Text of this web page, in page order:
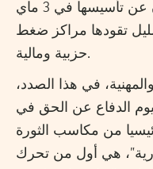
انفكت تتعرض، منذ الاعلان عن تأسيسها في 3 ماي
تقودها مراكز ضغط
حزبية ومالية.
في هذا الصدد،
الدفاع عن الحق في
من مكاسب الثورة
هي أول من تحرك